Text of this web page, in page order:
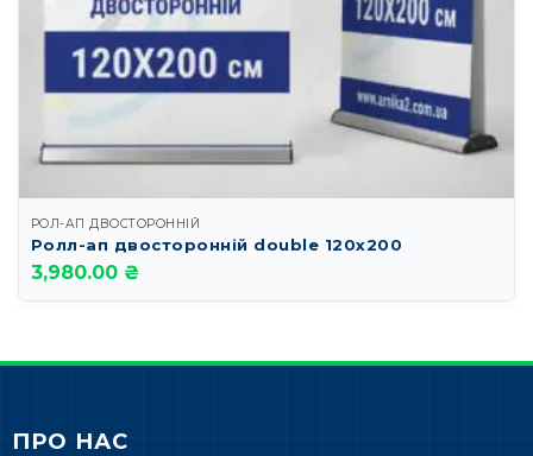
РОЛ-АП ДВОСТОРОННІЙ
Ролл-ап двосторонній double 120х200
3,980.00 ₴
ПРО НАС